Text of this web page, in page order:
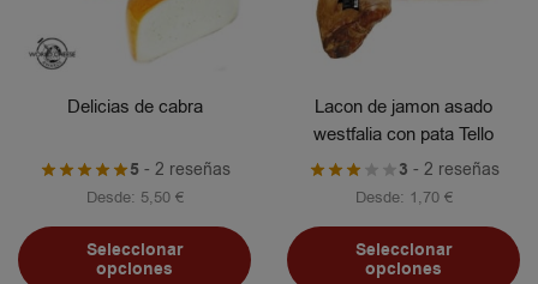
Delicias de cabra
5- 2 reseñas
Desde: 5,50 €
Seleccionar
opciones
Lacon de jamon asado
westfalia con pata Tello
3 - 2 reseñas
Desde: 1,70 €
Seleccionar
opciones